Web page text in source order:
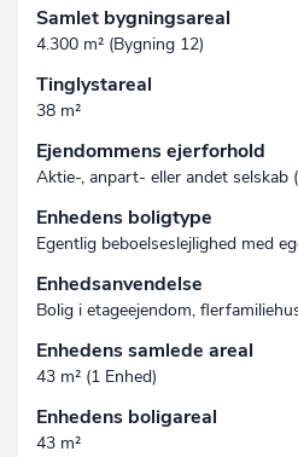
Samlet bygningsareal
4.300 m² (Bygning 12)
Tinglystareal
38 m²
Ejendommens ejerforhold
Aktie-, anpart- eller andet selskab
Enhedens boligtype
Egentlig beboelseslejlighed med
Enhedsanvendelse
Bolig i etageejendom,
Enhedens samlede areal
43 m² (1 Enhed)
Enhedens boligareal
43 m²